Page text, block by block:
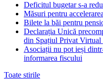
Deficitul bugetar s-a
Măsuri pentru
Bilete la băi pentru
Declarația Unică
din Spațiul Privat
Asociații nu pot ieși
informarea fiscului
Toate stirile